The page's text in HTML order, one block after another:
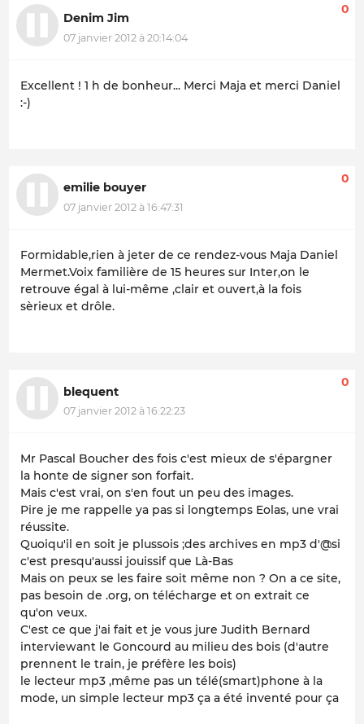
Denim Jim
07 janvier 2012 à 20:14:04
0
Excellent ! 1 h de bonheur... Merci Maja et merci Daniel
:-)
emilie bouyer
07 janvier 2012 à 16:47:31
0
Formidable,rien à jeter de ce rendez-vous Maja Daniel
Mermet.Voix familière de 15 heures sur Inter,on le
retrouve égal à lui-même ,clair et ouvert,à la fois
sèrieux et drôle.
blequent
07 janvier 2012 à 16:22:23
0
Mr Pascal Boucher des fois c'est mieux de s'épargner
la honte de signer son forfait.
Mais c'est vrai, on s'en fout un peu des images.
Pire je me rappelle ya pas si longtemps Eolas, une vrai
réussite.
Quoiqu'il en soit je plussois ;des archives en mp3 d'@si
c'est presqu'aussi jouissif que Là-Bas
Mais on peux se les faire soit même non ? On a ce site,
pas besoin de .org, on télécharge et on extrait ce
qu'on veux.
C'est ce que j'ai fait et je vous jure Judith Bernard
interviewant le Goncourd au milieu des bois (d'autre
prennent le train, je préfère les bois)
le lecteur mp3 ,même pas un télé(smart)phone à la
mode, un simple lecteur mp3 ça a été inventé pour ça